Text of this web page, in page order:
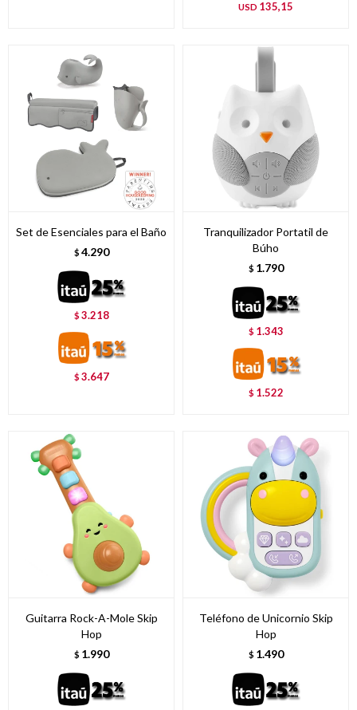
USD 135,15
Set de Esenciales para el Baño
$ 4.290
$3.218
$3.647
Tranquilizador Portatil de
Búho
$ 1.790
$ 1.343
$ 1.522
Guitarra Rock-A-Mole Skip
Hop
$ 1.990
Teléfono de Unicornio Skip
Hop
$ 1.490